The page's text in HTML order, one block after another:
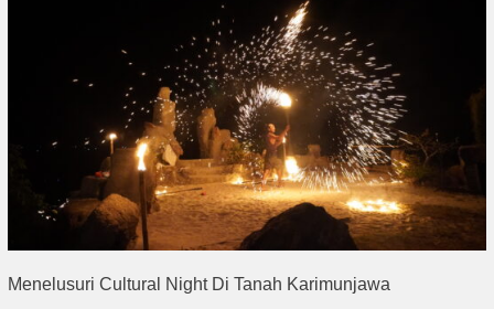
Menelusuri Cultural Night Di Tanah Karimunjawa